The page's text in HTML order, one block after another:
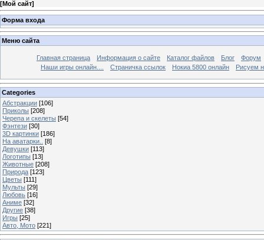
[Мой сайт]
Форма входа
Меню сайта
Главная страница Информация о сайте Каталог файлов Блог
Форум
Наши игры онлайн....
Страничка ссылок Нокиа 5800 онлайн Рисуем
Categories
Абстракции [106]
Приколы [208]
Черепа и скелеты [54]
Фэнтези [30]
3D картинки [186]
На аватарки..
[8]
Девушки [113]
Логотипы [13]
Животные [208]
Природа [123]
Цветы [111]
Мульты [29]
Любовь [16]
Аниме [32]
Другие [38]
Игры [25]
Авто, Мото [221]